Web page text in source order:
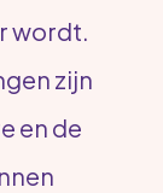
wordt.
zijn
en de